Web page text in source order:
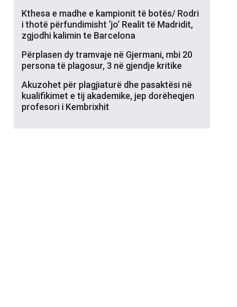
Kthesa e madhe e kampionit të botës/ Rodri
i thotë përfundimisht ‘jo’ Realit të Madridit,
zgjodhi kalimin te Barcelona
Përplasen dy tramvaje në Gjermani, mbi 20
persona të plagosur, 3 në gjendje kritike
Akuzohet për plagjiaturë dhe pasaktësi në
kualifikimet e tij akademike, jep dorëheqjen
profesori i Kembrixhit